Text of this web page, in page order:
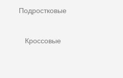
Подростковые
Кроссовые